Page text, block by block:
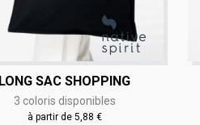
LONG SAC SHOPPING
3 coloris disponibles
à partir de 5,88 €